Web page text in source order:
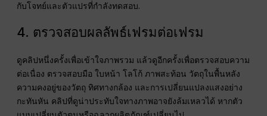
กับโจทย์และตัวแปรที่กำลังทดสอบ.
4. ตรวจสอบผลลัพธ์เฟรมต่อเฟรม
ดูคลิปหนึ่งครั้งเพื่อเข้าใจภาพรวม แล้วดูอีกครั้งเพื่อตรวจสอบความ
ต่อเนื่อง ตรวจสอบมือ ใบหน้า โลโก้ ภาพสะท้อน วัตถุในพื้นหลัง
ความคงอยู่ของวัตถุ ทิศทางกล้อง และการเปลี่ยนแปลงแสงอย่าง
กะทันหัน คลิปที่ดูน่าประทับใจทางภาพอาจยังล้มเหลวได้ หากตัว